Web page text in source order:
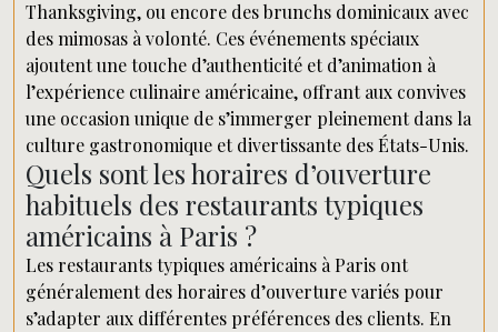
Thanksgiving, ou encore des brunchs dominicaux avec
des mimosas à volonté. Ces événements spéciaux
ajoutent une touche d’authenticité et d’animation à
l’expérience culinaire américaine, offrant aux convives
une occasion unique de s’immerger pleinement dans la
culture gastronomique et divertissante des États-Unis.
Quels sont les horaires d’ouverture
habituels des restaurants typiques
américains à Paris ?
Les restaurants typiques américains à Paris ont
généralement des horaires d’ouverture variés pour
s’adapter aux différentes préférences des clients. En